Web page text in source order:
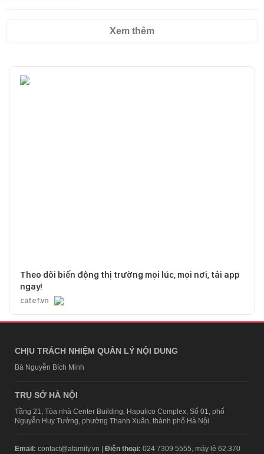
Xem thêm
Theo dõi biến động thị trường mọi lúc, mọi nơi, tải app
ngay!
cafef.vn
CHỊU TRÁCH NHIỆM QUẢN LÝ NỘI DUNG
Bà Nguyễn Bích Minh
TRỤ SỞ HÀ NỘI
Tầng 21, Tòa nhà Center Building, Hapulico Complex, Số 01, phố
Nguyễn Huy Tưởng, phường Thanh Xuân, thành phố Hà Nội
Email: contact@afamily.vn | Điện thoại: 024 7309 5555, máy lẻ 62.370